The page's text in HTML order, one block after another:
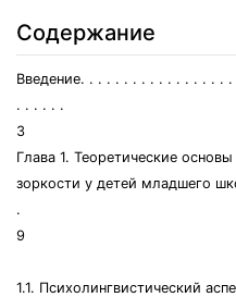
Содержание
Введение. . . . . . . . . . . . . . . . .
. . . . . .
3
Глава 1. Теоретические
зоркости у детей младшего
.
9
1.1. Психолингвистический